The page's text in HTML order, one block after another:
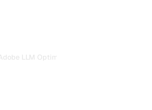
LLM Optimizer vs Waikay